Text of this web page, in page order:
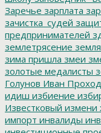
Заречье зарплата
зачистка_судей
предпринимателей
землетрясение земля
зима пришла змеи
золотые медалисты
Голунов Иван
идиш избиение
Известковый измени
импорт инвалиды